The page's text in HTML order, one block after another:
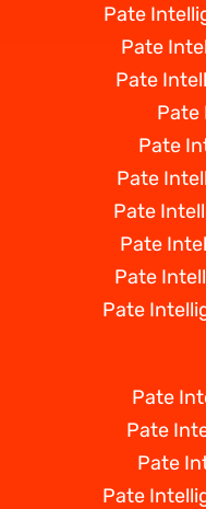
Pate
Pate
Pate
Pate
Pate
Pate
Pate
Pate
Pate
Pate
Pate
Pate
Pate
Pate